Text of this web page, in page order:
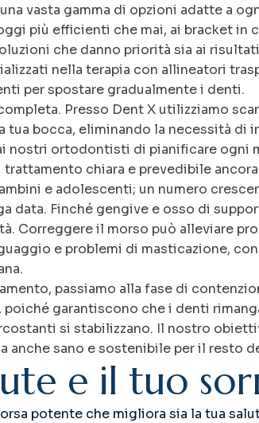
vasta gamma di opzioni adatte a
più efficienti che mai, ai bracket in
che danno priorità sia ai
nella terapia con allineatori
per spostare gradualmente i denti.
Presso Dent X utilizziamo
tua bocca, eliminando la necessità di
nostri ortodontisti di pianificare ogni
chiara e prevedibile
e adolescenti; un numero
data. Finché gengive e osso di
Correggere il morso può alleviare
e problemi di masticazione,
passiamo alla fase di
garantiscono che i denti
si stabilizzano. Il nostro
sano e sostenibile per il resto
ute e il tuo sor
potente che migliora sia la tua